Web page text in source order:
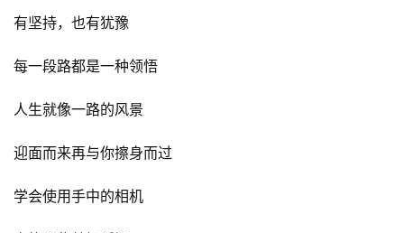
有坚持，也有犹豫
每一段路都是一种领悟
人生就像一路的风景
迎面而来再与你擦身而过
学会使用手中的相机